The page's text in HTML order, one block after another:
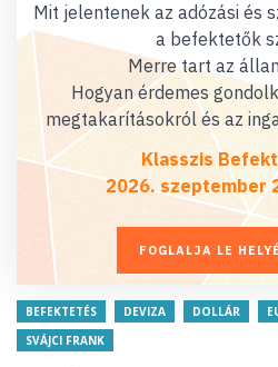
Mit jelentenek az adózási és
a befektetők
Merre tart az
Hogyan érdemes
megtakarításokról és az
Klasszis
2026. szeptember
FOGLALJA LE
BEFEKTETÉS DEVIZA DOLLÁR
SVÁJCI FRANK